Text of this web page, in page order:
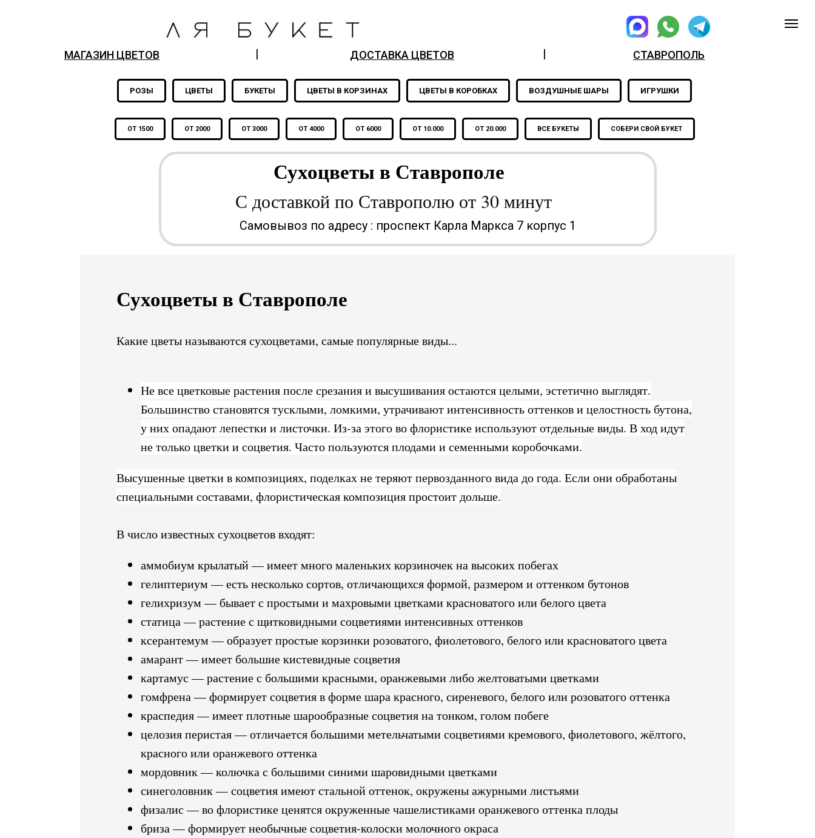
СТАВРОПОЛЬ
|
|
МАГАЗИН ЦВЕТОВ ДОСТАВКА ЦВЕТОВ
РОЗЫ ЦВЕТЫ БУКЕТЫ ЦВЕТЫ В КОРЗИНАХ ЦВЕТЫ В КОРОБКАХ ВОЗДУШНЫЕ ШАРЫ ИГРУШКИ
ОТ 1500 ОТ 2000 ОТ 3000 ОТ 4000 ОТ 6000 ОТ 10.000 ОТ 20.000 ВСЕ БУКЕТЫ СОБЕРИ СВОЙ БУКЕТ
С доставкой по Ставрополю от 30 минут
Сухоцветы в Ставрополе
Самовывоз по адресу : проспект Карла Маркса 7 корпус 1
Сухоцветы в Ставрополе
Какие цветы называются сухоцветами, самые популярные виды...
Не все цветковые растения после срезания и высушивания остаются целыми, эстетично выглядят.
Большинство становятся тусклыми, ломкими, утрачивают интенсивность оттенков и целостность бутона,
у них опадают лепестки и листочки. Из-за этого во флористике используют отдельные виды. В ход идут
не только цветки и соцветия. Часто пользуются плодами и семенными коробочками.
Высушенные цветки в композициях, поделках не теряют первозданного вида до года. Если они обработаны
специальными составами, флористическая композиция простоит дольше.
В число известных сухоцветов входят:
аммобиум крылатый — имеет много маленьких корзиночек на высоких побегах
гелиптериум — есть несколько сортов, отличающихся формой, размером и оттенком бутонов
гелихризум — бывает с простыми и махровыми цветками красноватого или белого цвета
статица — растение с щитковидными соцветиями интенсивных оттенков
ксерантемум — образует простые корзинки розоватого, фиолетового, белого или красноватого цвета
амарант — имеет большие кистевидные соцветия
картамус — растение с большими красными, оранжевыми либо желтоватыми цветками
гомфрена — формирует соцветия в форме шара красного, сиреневого, белого или розоватого оттенка
краспедия — имеет плотные шарообразные соцветия на тонком, голом побеге
целозия перистая — отличается большими метельчатыми соцветиями кремового, фиолетового, жёлтого,
красного или оранжевого оттенка
мордовник — колючка с большими синими шаровидными цветками
синеголовник — соцветия имеют стальной оттенок, окружены ажурными листьями
физалис — во флористике ценятся окруженные чашелистиками оранжевого оттенка плоды
бриза — формирует необычные соцветия-колоски молочного окраса